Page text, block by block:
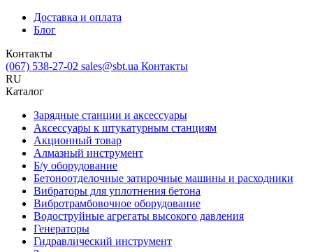
Доставка и оплата
Блог
Контакты
(067) 538-27-02 sales@sbt.ua Контакты
RU
Каталог
Зарядные станции и аксессуары
Аксессуары к штукатурным станциям
Акционный товар
Алмазный инструмент
Б/у оборудование
Бетоноотделочные затирочные машины и расходники
Вибраторы для уплотнения бетона
Вибротрамбовочное оборудование
Водоструйные агрегаты высокого давления
Генераторы
Гидравлический инструмент